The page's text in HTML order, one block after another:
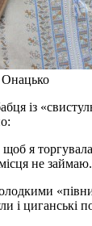
із
я
не займаю.
і циганські